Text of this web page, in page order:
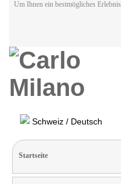
Um Ihnen ein bestmögliches
Schweiz / Deutsch
Startseite